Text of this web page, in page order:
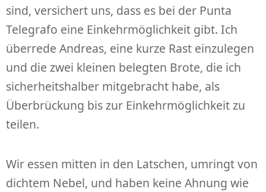
sind, versichert uns, dass es bei der Punta
Telegrafo eine Einkehrmöglichkeit gibt. Ich
überrede Andreas, eine kurze Rast einzulegen
und die zwei kleinen belegten Brote, die ich
sicherheitshalber mitgebracht habe, als
Überbrückung bis zur Einkehrmöglichkeit zu
teilen.
Wir essen mitten in den Latschen, umringt von
dichtem Nebel, und haben keine Ahnung wie